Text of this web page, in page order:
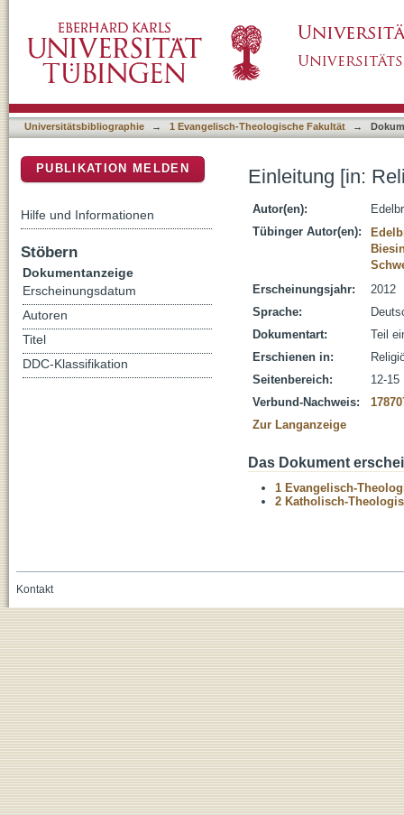
Universitätsbibliographie → 1 Evangelisch-Theologische Fakultät →
Einleitung [in:
Autor(en):
Tübinger Autor(en):
Erscheinungsjahr:
2012
Sprache:
Dokumentart:
Teil
Erschienen in:
Seitenbereich:
12-15
Verbund-Nachweis:
Zur Langanzeige
Das Dokument
1 Evangelisch-
2 Katholisch-
PUBLIKATION MELDEN
Hilfe und Informationen
Stöbern
Dokumentanzeige
Erscheinungsdatum
Autoren
Titel
DDC-Klassifikation
Kontakt